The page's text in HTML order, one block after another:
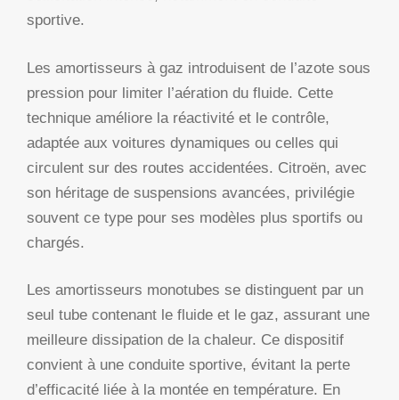
sportive.
Les amortisseurs à gaz introduisent de l’azote sous
pression pour limiter l’aération du fluide. Cette
technique améliore la réactivité et le contrôle,
adaptée aux voitures dynamiques ou celles qui
circulent sur des routes accidentées. Citroën, avec
son héritage de suspensions avancées, privilégie
souvent ce type pour ses modèles plus sportifs ou
chargés.
Les amortisseurs monotubes se distinguent par un
seul tube contenant le fluide et le gaz, assurant une
meilleure dissipation de la chaleur. Ce dispositif
convient à une conduite sportive, évitant la perte
d’efficacité liée à la montée en température. En